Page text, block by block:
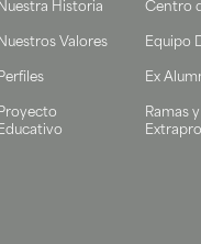
Nuestra Historia
Nuestros Valores
Perfiles
Proyecto
Educativo
Centro
Equipo
Ex
Ramas